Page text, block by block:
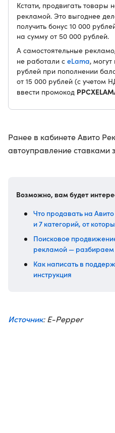
Кстати, продвигать
рекламой. Это выгоднее
получить бонус 10 000
на сумму от 50 000 рублей.
А самостоятельные
не работали с eLama,
рублей при пополнении
от 15 000 рублей (с учетом
ввести промокод
Ранее в кабинете Авито
автоуправление ставками
Возможно, вам будет
Что продавать на
и 7 категорий, от
Поисковое
рекламой —
Как написать в
инструкция
Источник: E-Pepper